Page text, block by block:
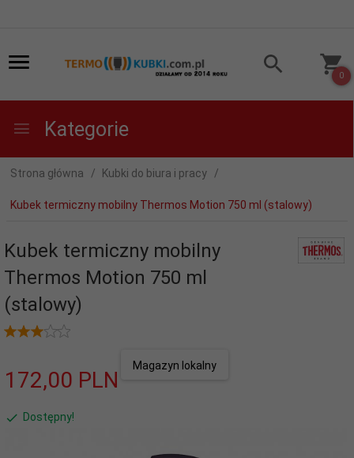
0
Kategorie
Strona główna Kubki do biura i pracy
Kubek termiczny mobilny Thermos Motion 750 ml (stalowy)
Kubek termiczny mobilny
Thermos Motion 750 ml
(stalowy)
172,00 PLN
Magazyn lokalny
Dostępny!